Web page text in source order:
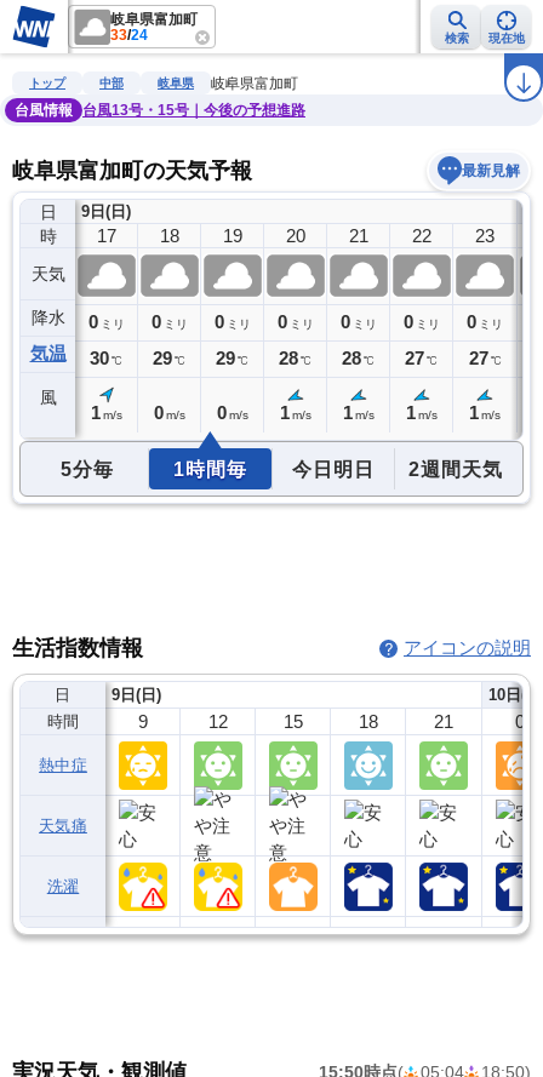
岐阜県富加町
33/24 検索 現在地
雨雲レーダー 台風情報 地震情報 ラ
トップ 中部 岐阜県
岐阜県富加町
台風情報
台風13号・15号｜今後の予想進路
岐阜県富加町の天気予報 最新見解
日
時
天気
降水
気温
風
9日(日)
16
0ミリ
31℃
17
0 ミリ
30℃
1 m/s
18
0 ミリ
29℃
0 m/s
19
0 ミリ
29℃
0 m/s
20
0 ミリ
28℃
1 m/s
21
0 ミリ
28℃
1 m/s
22
0 ミリ
27℃
1 m/s
23
0 ミリ
27 ℃
1m/s
5分毎 1時間毎 今日明日 2週間天気
生活指数情報 アイコンの説明
日
時間
熱中症
天気痛
洗濯
9日(日)
9 12 15 18 21
10日(
0
実況天気・観測値 15:50時点( 05:04 18:50)